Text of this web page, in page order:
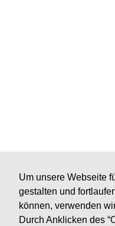
Um unsere Webseite
gestalten und
können, verwenden
Durch Anklicken des